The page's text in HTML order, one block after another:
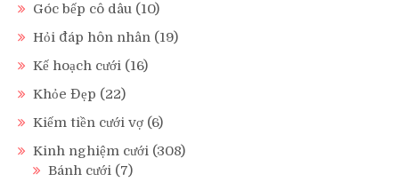
Góc bếp cô dâu (10)
Hỏi đáp hôn nhân (19)
Kế hoạch cưới (16)
Khỏe Đẹp (22)
Kiếm tiền cưới vợ (6)
Kinh nghiệm cưới (308)
Bánh cưới (7)